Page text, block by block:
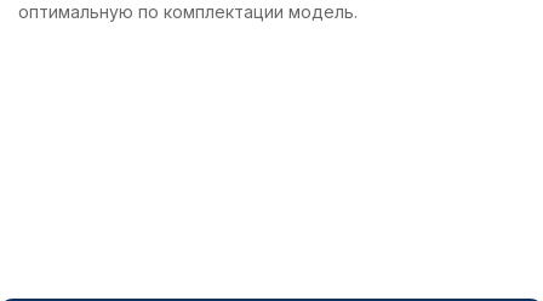
оптимальную по комплектации модель.